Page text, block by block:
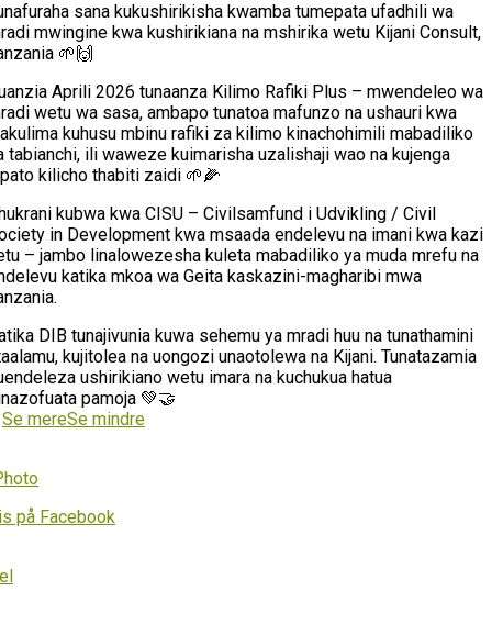
sana kukushirikisha kwamba tumepata ufadhili wa
mwingine kwa kushirikiana na mshirika wetu Kijani Consult,
🌱🙌
Aprili 2026 tunaanza Kilimo Rafiki Plus – mwendeleo wa
wetu wa sasa, ambapo tunatoa mafunzo na ushauri kwa
kuhusu mbinu rafiki za kilimo kinachohimili mabadiliko
tabianchi, ili waweze kuimarisha uzalishaji wao na kujenga
kilicho thabiti zaidi 🌱🌽
kubwa kwa CISU – Civilsamfund i Udvikling / Civil
in Development kwa msaada endelevu na imani kwa kazi
– jambo linalowezesha kuleta mabadiliko ya muda mrefu na
katika mkoa wa Geita kaskazini-magharibi mwa
DIB tunajivunia kuwa sehemu ya mradi huu na tunathamini
kujitolea na uongozi unaotolewa na Kijani. Tunatazamia
ushirikiano wetu imara na kuchukua hatua
pamoja 💚🤝
Se mereSe mindre
på Facebook